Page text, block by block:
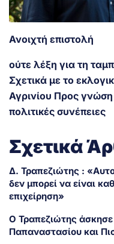
Ανοιχτή επιστολή
ούτε λέξη για τη
Σχετικά με το
Αγρινίου Προς γνώση
πολιτικές συνέπειες
Σχετικά
Δ. Τραπεζιώτης :
δεν μπορεί να είναι
επιχείρηση»
Ο Τραπεζιώτης άσκησε
Παπαναστασίου και